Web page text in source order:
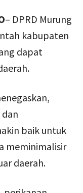
– DPRD Murung
kabupaten
dapat
baik untuk
meminimalisir
daerah.